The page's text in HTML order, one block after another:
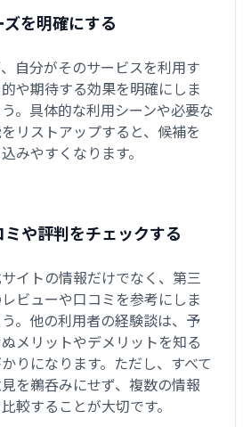
ズを明確にする
自分がそのサービスを利用す
や期待する効果を明確にしま
う。具体的な利用シーンや必要な
リストアップすると、候補を
みやすくなります。
ミや評判をチェックする
イトの情報だけでなく、第三
ビューや口コミを参考にしま
う。他の利用者の経験談は、予
メリットやデメリットを知る
りになります。ただし、すべて
を鵜呑みにせず、複数の情報
較することが大切です。